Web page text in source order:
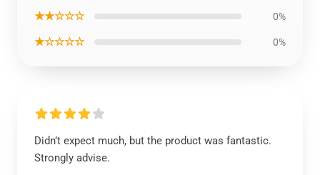
★★☆☆☆ 0%
★☆☆☆☆ 0%
Didn’t expect much, but the product was fantastic.
Strongly advise.